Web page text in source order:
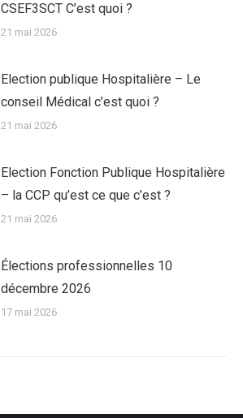
CSEF3SCT C’est quoi ?
21 mai 2026
Election publique Hospitalière – Le
conseil Médical c’est quoi ?
21 mai 2026
Election Fonction Publique Hospitalière
– la CCP qu’est ce que c’est ?
21 mai 2026
Élections professionnelles 10
décembre 2026
17 mai 2026